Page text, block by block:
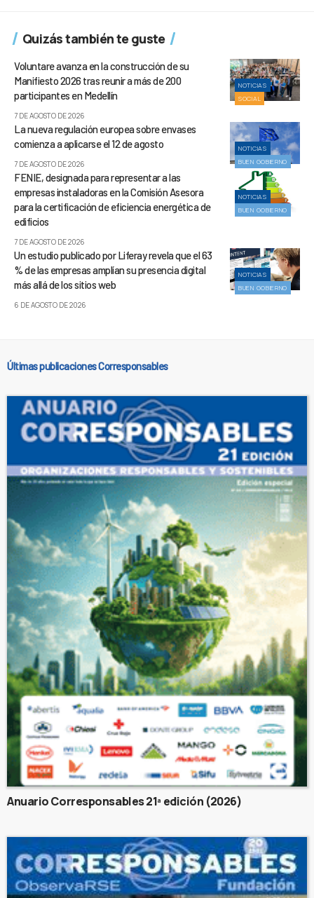
Quizás también te guste
NOTICIAS
SOCIAL
Voluntare avanza en la construcción de su
Manifiesto 2026 tras reunir a más de 200
participantes en Medellín
7 DE AGOSTO DE 2026
NOTICIAS
BUEN GOBIERNO
La nueva regulación europea sobre envases
comienza a aplicarse el 12 de agosto
7 DE AGOSTO DE 2026
NOTICIAS
BUEN GOBIERNO
FENIE, designada para representar a las
empresas instaladoras en la Comisión Asesora
para la certificación de eficiencia energética de
edificios
7 DE AGOSTO DE 2026
NOTICIAS
BUEN GOBIERNO
Un estudio publicado por Liferay revela que el 63
% de las empresas amplían su presencia digital
más allá de los sitios web
6 DE AGOSTO DE 2026
Últimas publicaciones Corresponsables
Anuario Corresponsables 21ª edición (2026)